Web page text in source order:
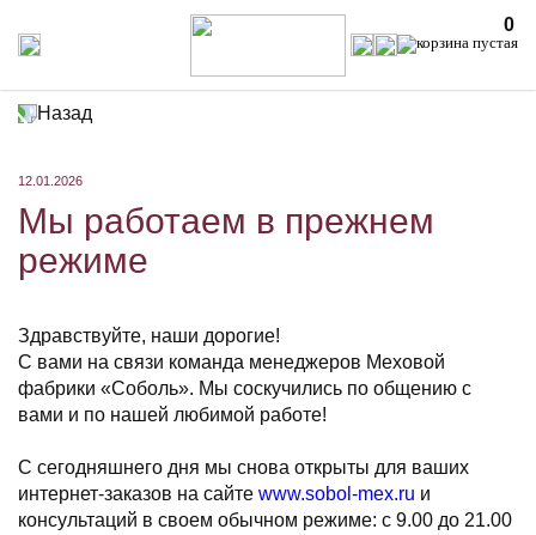
0
Назад
12.01.2026
Мы работаем в прежнем
режиме
Здравствуйте, наши дорогие!
С вами на связи команда менеджеров Меховой
фабрики «Соболь». Мы соскучились по общению с
вами и по нашей любимой работе!
С сегодняшнего дня мы снова открыты для ваших
интернет-заказов на сайте www.sobol-mex.ru и
консультаций в своем обычном режиме: с 9.00 до 21.00